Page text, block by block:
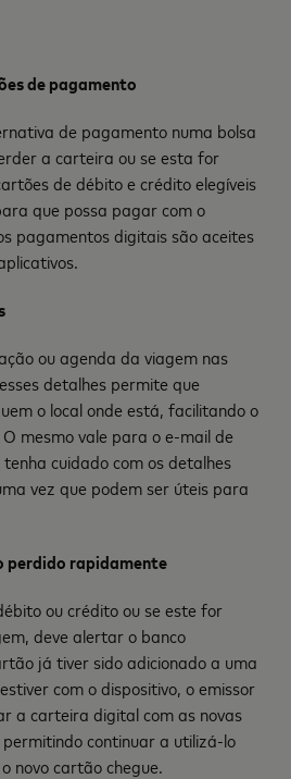
de pagamento
de pagamento numa bolsa
a carteira ou se esta for
de débito e crédito elegíveis
que possa pagar com o
pagamentos digitais são aceites
ou agenda da viagem nas
detalhes permite que
o local onde está, facilitando o
mesmo vale para o e-mail de
cuidado com os detalhes
vez que podem ser úteis para
perdido rapidamente
ou crédito ou se este for
deve alertar o banco
já tiver sido adicionado a uma
com o dispositivo, o emissor
a carteira digital com as novas
continuar a utilizá-lo
novo cartão chegue.